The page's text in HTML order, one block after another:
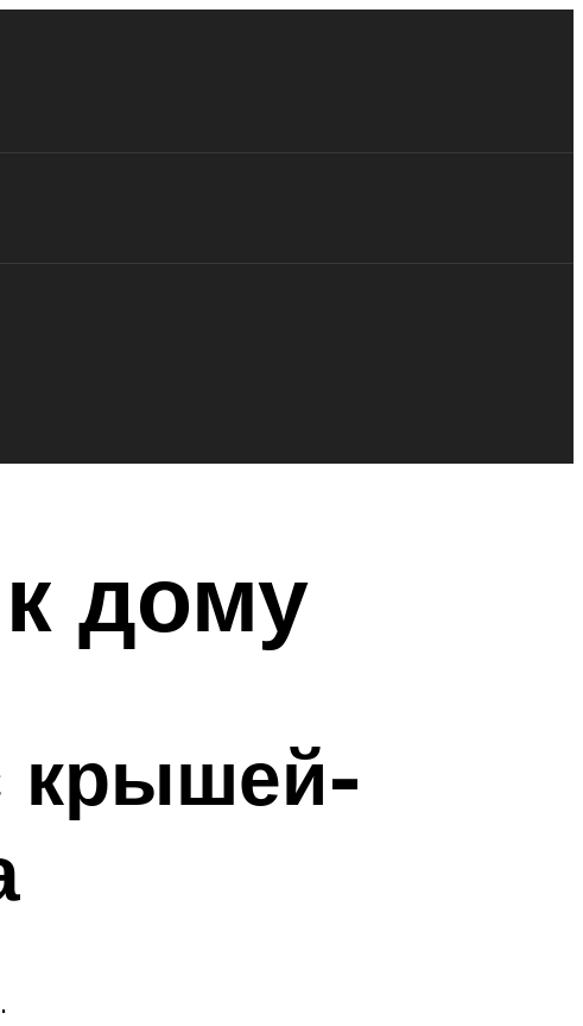
дому
крышей-